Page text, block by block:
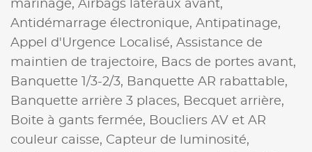
marinage, Airbags latéraux avant,
Antidémarrage électronique, Antipatinage,
Appel d'Urgence Localisé, Assistance de
maintien de trajectoire, Bacs de portes avant,
Banquette 1/3-2/3, Banquette AR rabattable,
Banquette arrière 3 places, Becquet arrière,
Boite à gants fermée, Boucliers AV et AR
couleur caisse, Capteur de luminosité,